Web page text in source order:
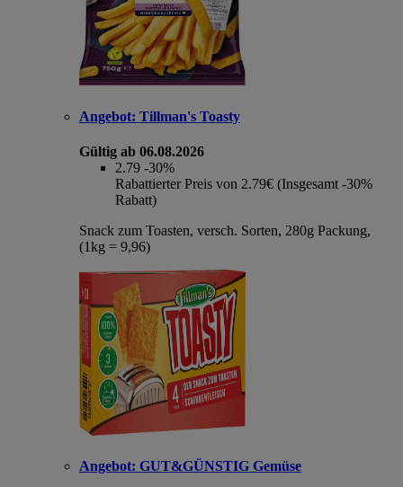
Angebot: Tillman's Toasty
Gültig ab 06.08.2026
2.79 -30%
Rabattierter Preis von 2.79€ (Insgesamt -30%
Rabatt)
Snack zum Toasten, versch. Sorten, 280g Packung,
(1kg = 9,96)
Angebot: GUT&GÜNSTIG Gemüse